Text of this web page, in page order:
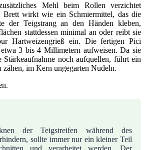
Mehl beim Rollen verzichtet
wirkt wie ein Schmiermittel, das die
der Teigstrang an den Händen kleben,
stattdessen minimal an oder reibt sie
Hartweizengrieß ein. Die fertigen Pici
3 bis 4 Millimetern aufweisen. Da sie
noch aufquellen, führt ein
im Kern ungegarten Nudeln.
der Teigstreifen während des
sollte immer nur ein kleiner Teil
und verarbeitet werden. Der